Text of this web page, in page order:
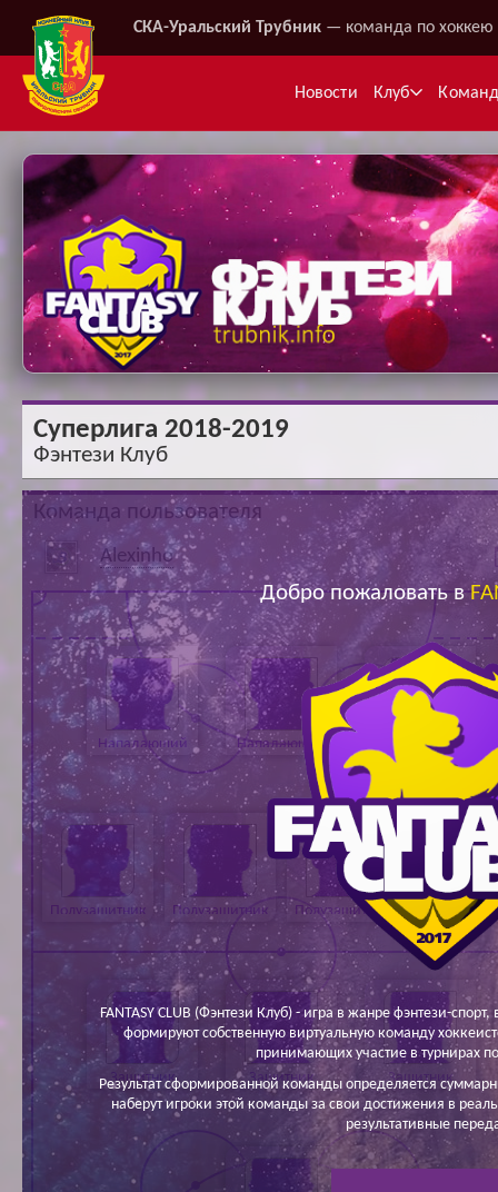
СКА-Уральский Трубник — команда по хоккею
Новости Клуб
Суперлига 2018-2019
Фэнтези Клуб
Добро пожаловать в
FANTASY CLUB (Фэнтези Клуб) - игра в жанре фэнтези-
формируют собственную виртуальную команду
принимающих участие в турнирах
Результат сформированной команды определяется
наберут игроки этой команды за свои достижения в
результативные
Команда пользователя
Alexinho
Защитник Защитник Защитник
Полузащитник Полузащитник Полузащитник
Нападающий Нападающий Нападающий